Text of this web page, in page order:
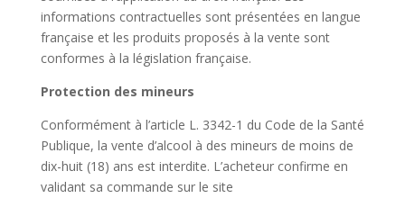
informations contractuelles sont présentées en langue
française et les produits proposés à la vente sont
conformes à la législation française.
Protection des mineurs
Conformément à l’article L. 3342-1 du Code de la Santé
Publique, la vente d’alcool à des mineurs de moins de
dix-huit (18) ans est interdite. L’acheteur confirme en
validant sa commande sur le site